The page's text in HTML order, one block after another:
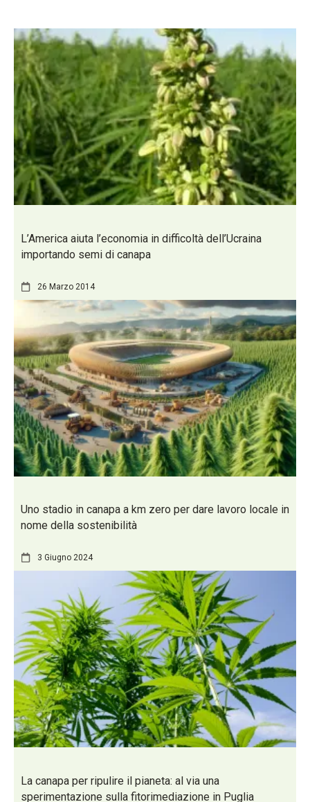
L’America aiuta l’economia in difficoltà dell’Ucraina
importando semi di canapa
26 Marzo 2014
Uno stadio in canapa a km zero per dare lavoro locale in
nome della sostenibilità
3 Giugno 2024
La canapa per ripulire il pianeta: al via una
sperimentazione sulla fitorimediazione in Puglia